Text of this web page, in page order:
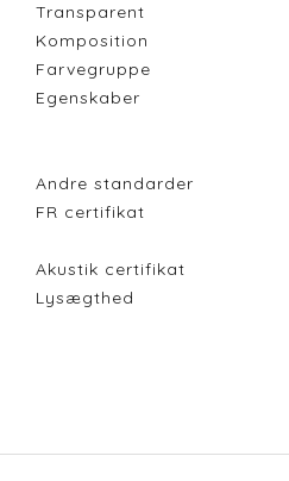
Transparent
Komposition
Farvegruppe
Egenskaber
Andre standarder
FR certifikat
Akustik certifikat
Lysægthed